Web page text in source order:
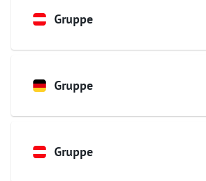
Gruppe
Gruppe
Gruppe